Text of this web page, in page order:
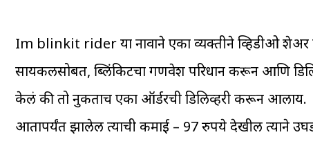
Im blinkit rider या नावाने एका व्यक्तीने व्हिडीओ शेअर
सायकलसोबत, ब्लिंकिटचा गणवेश परिधान करून आणि
केलं की तो नुकताच एका ऑर्डरची डिलिव्हरी करून आलाय.
आतापर्यंत झालेली त्याची कमाई – 97 रुपये देखील त्याने